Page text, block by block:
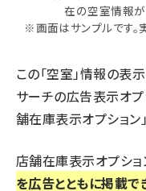
在の空室情報が
※画面はサンプルです。
この「空室」情報の表
サーチの広告表示オプ
舗在庫表示オプション
店舗在庫表示オプショ
を広告とともに掲載で